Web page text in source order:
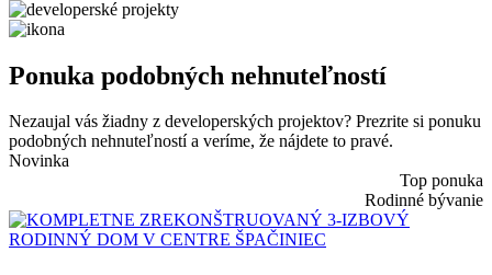
Ponuka podobných nehnuteľností
Nezaujal vás žiadny z developerských projektov? Prezrite si ponuku
podobných nehnuteľností a veríme, že nájdete to pravé.
Novinka
Top ponuka
Rodinné bývanie